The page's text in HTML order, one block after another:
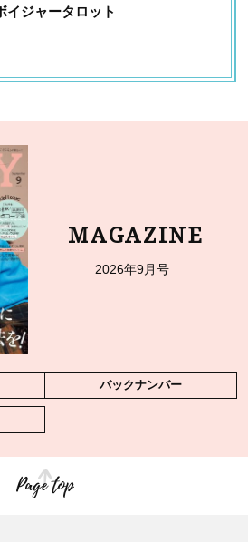
イジャータロット
MAGAZINE
2026年9月号
バックナンバー
Page top